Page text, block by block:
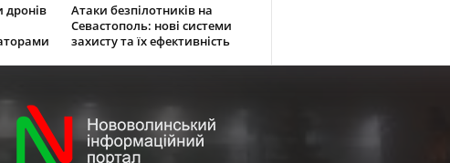
дронів
Атаки безпілотників на
Севастополь: нові системи
захисту та їх ефективність